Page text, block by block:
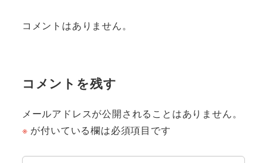
コメントはありません。
コメントを残す
メールアドレスが公開されることはありません。
※ が付いている欄は必須項目です